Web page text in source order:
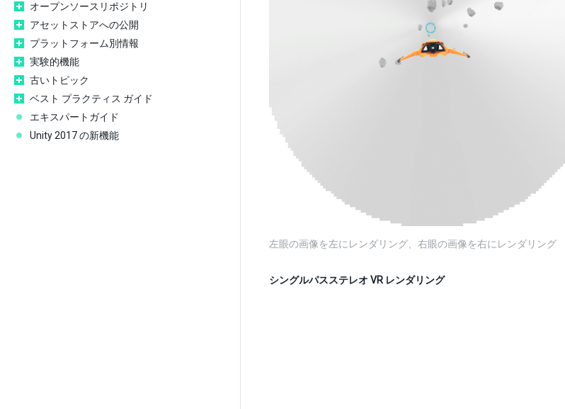
オープンソースリポジトリ
アセットストアへの公開
プラットフォーム別情報
実験的機能
古いトピック
ベスト プラクティス ガイド
エキスパートガイド
Unity 2017 の新機能
左眼の画像を左にレンダリング、右眼の画像を右にレンダリング
シングルパスステレオ VR レンダリング